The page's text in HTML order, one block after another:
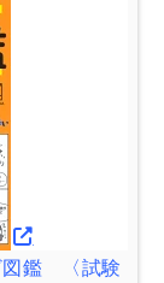
鑑 〈試験